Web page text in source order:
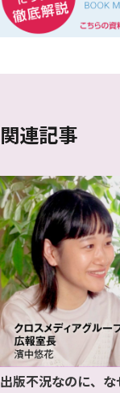
関連記事
出版不況なのに、